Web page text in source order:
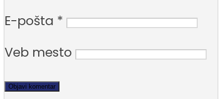
E-pošta *
Veb mesto